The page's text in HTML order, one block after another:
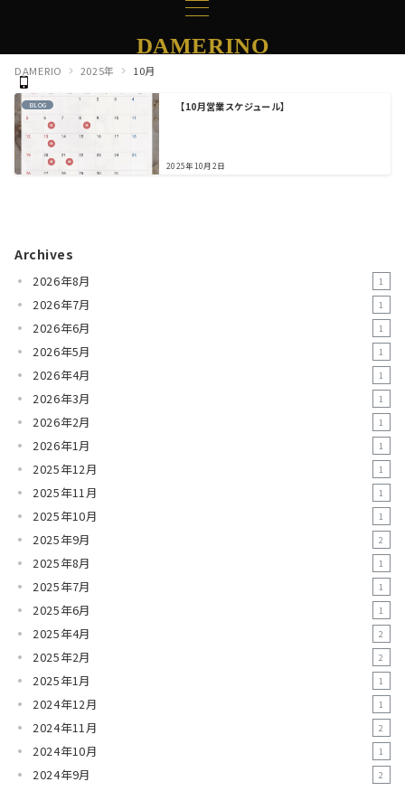
DAMERINO
DAMERIO 2025年 10月
BLOG 【10月営業スケジュール】
2025年10月2日
Archives
2026年8月 1
2026年7月 1
2026年6月 1
2026年5月 1
2026年4月 1
2026年3月 1
2026年2月 1
2026年1月 1
2025年12月 1
2025年11月 1
2025年10月 1
2025年9月 2
2025年8月 1
2025年7月 1
2025年6月 1
2025年4月 2
2025年2月 2
2025年1月 1
2024年12月 1
2024年11月 2
2024年10月 1
2024年9月 2